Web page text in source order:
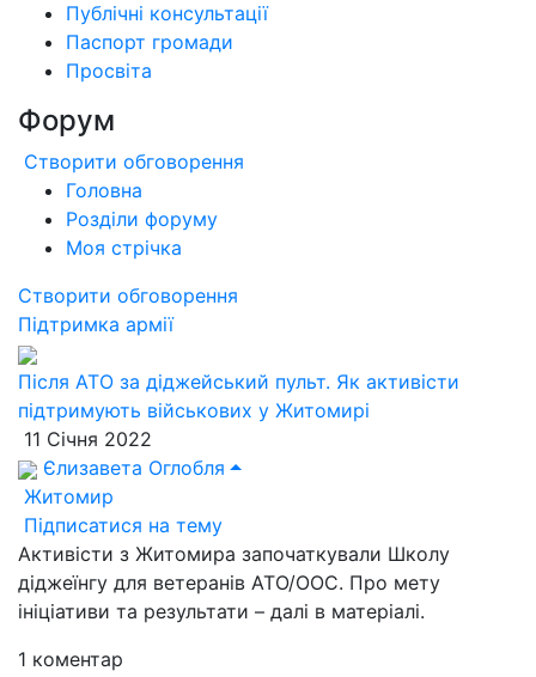
Публічні консультації
Паспорт громади
Просвіта
Форум
Створити обговорення
Головна
Розділи форуму
Моя стрічка
Створити обговорення
Підтримка армії
Після АТО за діджейський пульт. Як активісти
підтримують військових у Житомирі
11 Січня 2022
Єлизавета Оглобля
Житомир
Підписатися на тему
Активісти з Житомира започаткували Школу
діджеїнгу для ветеранів АТО/ООС. Про мету
ініціативи та результати – далі в матеріалі.
1 коментар